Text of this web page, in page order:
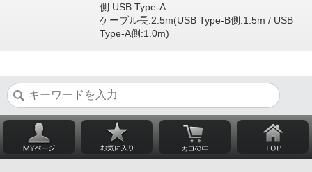
側:USB Type-A
ケーブル長:2.5m(USB Type-B側:1.5m / USB
Type-A側:1.0m)